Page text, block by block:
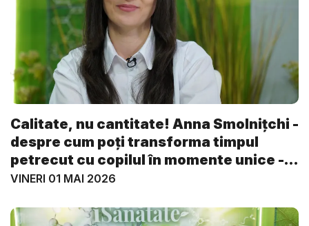
Calitate, nu cantitate! Anna Smolnițchi -
despre cum poți transforma timpul
petrecut cu copilul în momente unice -
...
VINERI 01 MAI 2026